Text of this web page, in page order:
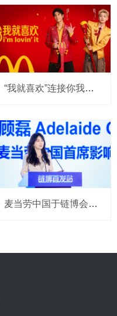
“我就喜欢”连接你我23年：麦当劳再度携手王力宏，与汪苏泷共同传递薯条热爱
麦当劳中国于链博会发布三项新合作，赋能土豆种植，扩列全球好食材资源